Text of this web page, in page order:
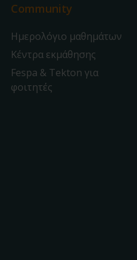
Community
Ημερολόγιο μαθημάτων
Κέντρα εκμάθησης
Fespa & Tekton για
φοιτητές